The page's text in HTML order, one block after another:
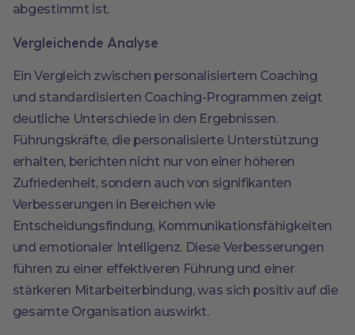
abgestimmt ist.
Vergleichende Analyse
Ein Vergleich zwischen personalisiertem Coaching
und standardisierten Coaching-Programmen zeigt
deutliche Unterschiede in den Ergebnissen.
Führungskräfte, die personalisierte Unterstützung
erhalten, berichten nicht nur von einer höheren
Zufriedenheit, sondern auch von signifikanten
Verbesserungen in Bereichen wie
Entscheidungsfindung, Kommunikationsfähigkeiten
und emotionaler Intelligenz. Diese Verbesserungen
führen zu einer effektiveren Führung und einer
stärkeren Mitarbeiterbindung, was sich positiv auf die
gesamte Organisation auswirkt.